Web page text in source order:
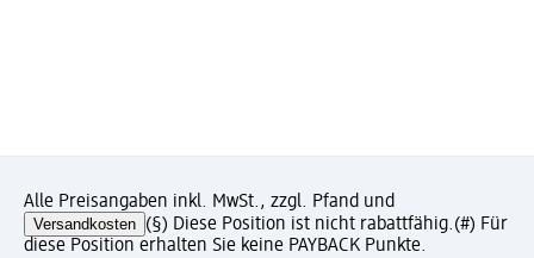
Alle Preisangaben inkl. MwSt., zzgl. Pfand und
Versandkosten (§) Diese Position ist nicht rabattfähig.(#) Für
diese Position erhalten Sie keine PAYBACK Punkte.